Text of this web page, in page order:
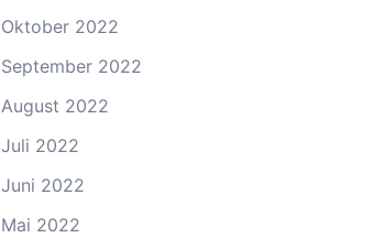
Oktober 2022
September 2022
August 2022
Juli 2022
Juni 2022
Mai 2022